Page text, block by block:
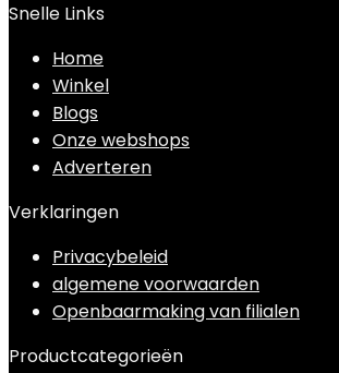
Snelle Links
Home
Winkel
Blogs
Onze webshops
Adverteren
Verklaringen
Privacybeleid
algemene voorwaarden
Openbaarmaking van filialen
Productcategorieën